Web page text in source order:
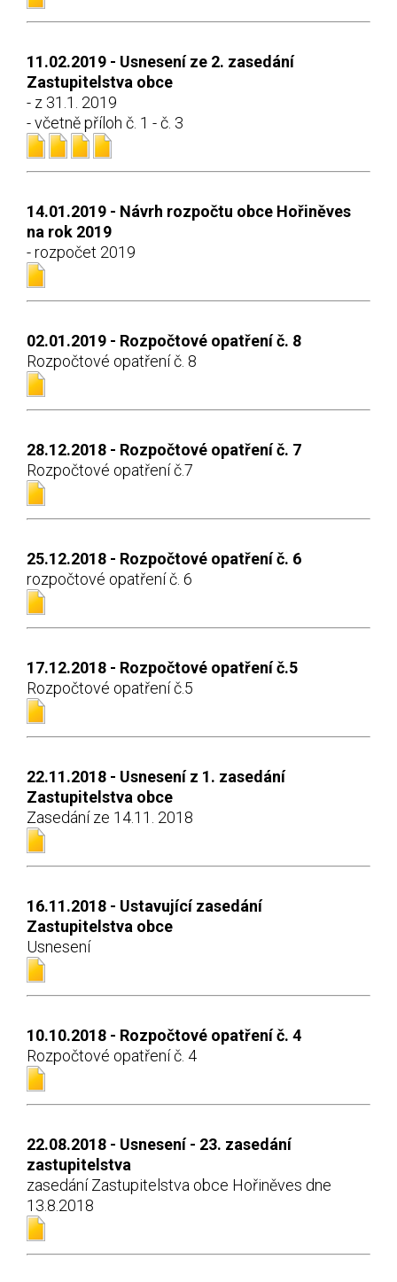
11.02.2019 - Usnesení ze 2. zasedání
Zastupitelstva obce
- z 31.1. 2019
- včetně příloh č. 1 - č. 3
14.01.2019 - Návrh rozpočtu obce Hořiněves
na rok 2019
- rozpočet 2019
02.01.2019 - Rozpočtové opatření č. 8
Rozpočtové opatření č. 8
28.12.2018 - Rozpočtové opatření č. 7
Rozpočtové opatření č.7
25.12.2018 - Rozpočtové opatření č. 6
rozpočtové opatření č. 6
17.12.2018 - Rozpočtové opatření č.5
Rozpočtové opatření č.5
22.11.2018 - Usnesení z 1. zasedání
Zastupitelstva obce
Zasedání ze 14.11. 2018
16.11.2018 - Ustavující zasedání
Zastupitelstva obce
Usnesení
10.10.2018 - Rozpočtové opatření č. 4
Rozpočtové opatření č. 4
22.08.2018 - Usnesení - 23. zasedání
zastupitelstva
zasedání Zastupitelstva obce Hořiněves dne
13.8.2018